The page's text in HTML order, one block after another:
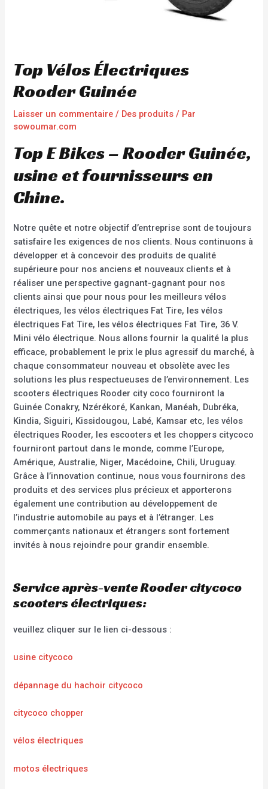
Top Vélos Électriques
Rooder Guinée
Laisser un commentaire / Des produits / Par
sowoumar.com
Top E Bikes – Rooder Guinée,
usine et fournisseurs en
Chine.
Notre quête et notre objectif d’entreprise sont de toujours
satisfaire les exigences de nos clients. Nous continuons à
développer et à concevoir des produits de qualité
supérieure pour nos anciens et nouveaux clients et à
réaliser une perspective gagnant-gagnant pour nos
clients ainsi que pour nous pour les meilleurs vélos
électriques, les vélos électriques Fat Tire, les vélos
électriques Fat Tire, les vélos électriques Fat Tire, 36 V.
Mini vélo électrique. Nous allons fournir la qualité la plus
efficace, probablement le prix le plus agressif du marché, à
chaque consommateur nouveau et obsolète avec les
solutions les plus respectueuses de l’environnement. Les
scooters électriques Rooder city coco fourniront la
Guinée Conakry, Nzérékoré, Kankan, Manéah, Dubréka,
Kindia, Siguiri, Kissidougou, Labé, Kamsar etc, les vélos
électriques Rooder, les escooters et les choppers citycoco
fourniront partout dans le monde, comme l’Europe,
Amérique, Australie, Niger, Macédoine, Chili, Uruguay.
Grâce à l’innovation continue, nous vous fournirons des
produits et des services plus précieux et apporterons
également une contribution au développement de
l’industrie automobile au pays et à l’étranger. Les
commerçants nationaux et étrangers sont fortement
invités à nous rejoindre pour grandir ensemble.
Service après-vente Rooder citycoco
scooters électriques:
veuillez cliquer sur le lien ci-dessous :
usine citycoco
dépannage du hachoir citycoco
citycoco chopper
vélos électriques
motos électriques